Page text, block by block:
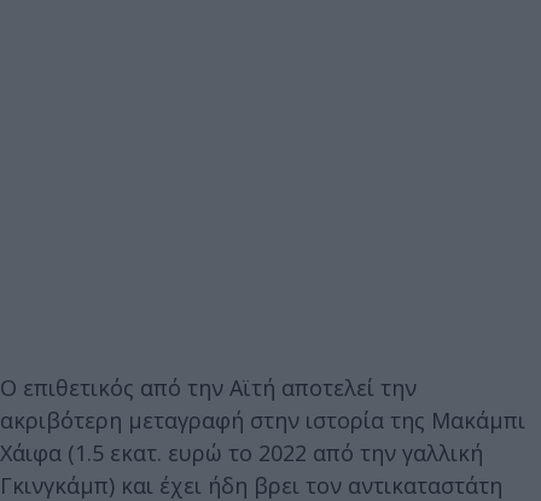
Ο επιθετικός από την Αϊτή αποτελεί την
ακριβότερη μεταγραφή στην ιστορία της Μακάμπι
Χάιφα (1.5 εκατ. ευρώ το 2022 από την γαλλική
Γκινγκάμπ) και έχει ήδη βρει τον αντικαταστάτη